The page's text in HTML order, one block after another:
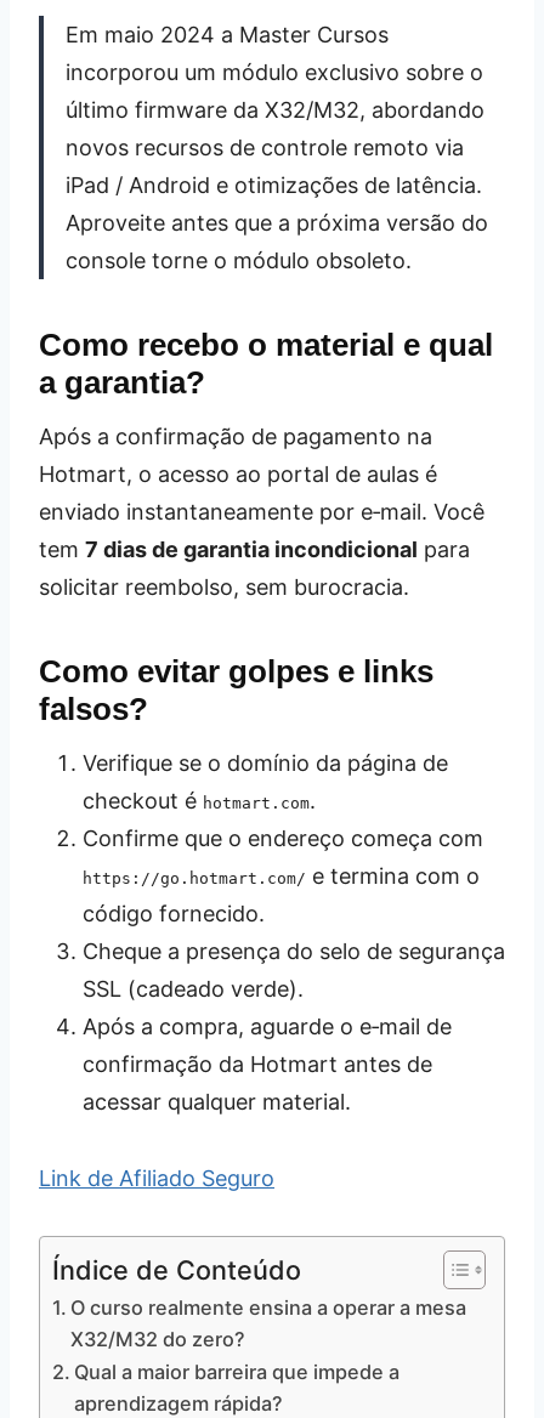
Em maio 2024 a Master Cursos
incorporou um módulo exclusivo sobre o
último firmware da X32/M32, abordando
novos recursos de controle remoto via
iPad / Android e otimizações de latência.
Aproveite antes que a próxima versão do
console torne o módulo obsoleto.
Como recebo o material e qual
a garantia?
Após a confirmação de pagamento na
Hotmart, o acesso ao portal de aulas é
enviado instantaneamente por e‑mail. Você
tem 7 dias de garantia incondicional para
solicitar reembolso, sem burocracia.
Como evitar golpes e links
falsos?
Verifique se o domínio da página de
checkout é hotmart.com.
Confirme que o endereço começa com
https://go.hotmart.com/ e termina com o
código fornecido.
Cheque a presença do selo de segurança
SSL (cadeado verde).
Após a compra, aguarde o e‑mail de
confirmação da Hotmart antes de
acessar qualquer material.
Link de Afiliado Seguro
Índice de Conteúdo
O curso realmente ensina a operar a mesa
X32/M32 do zero?
Qual a maior barreira que impede a
aprendizagem rápida?